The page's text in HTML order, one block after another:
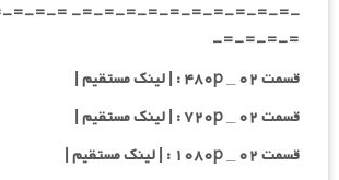
=-=-=-=-=- =-=-=-=-=-=-=-=-
=-=-=-=-
قسمت ۰۲ _ ۴۸۰p : | لینک مستقیم |
قسمت ۰۲ _ ۷۲۰p : | لینک مستقیم |
قسمت ۰۲ _ ۱۰۸۰p : | لینک مستقیم |